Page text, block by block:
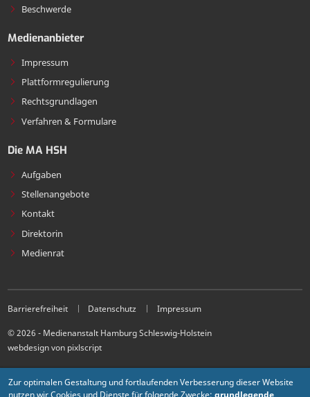
Beschwerde
Medienanbieter
Impressum
Plattformregulierung
Rechtsgrundlagen
Verfahren & Formulare
Die MA HSH
Aufgaben
Stellenangebote
Kontakt
Direktorin
Medienrat
Barrierefreiheit Datenschutz Impressum
© 2026 - Medienanstalt Hamburg Schleswig-Holstein
webdesign von pixlscript
Zur optimalen Gestaltung und fortlaufenden Verbesserung dieser Website